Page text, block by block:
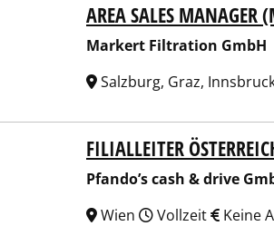
Filtration GmbHAREA SALES MANAGER
Markert Filtration GmbH
Salzburg, Graz,
cash & drive GmbH
FILIALLEITER
Pfando’s cash & drive
Wien
Vollzeit Keine